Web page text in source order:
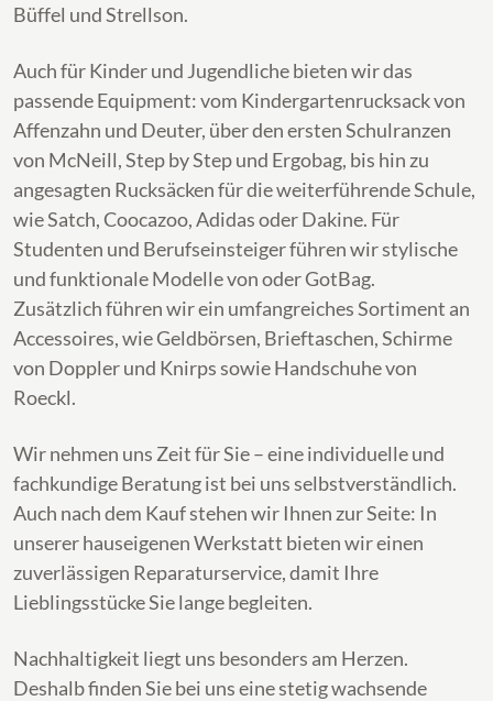
Büffel und Strellson.
Auch für Kinder und Jugendliche bieten wir das
passende Equipment: vom Kindergartenrucksack von
Affenzahn und Deuter, über den ersten Schulranzen
von McNeill, Step by Step und Ergobag, bis hin zu
angesagten Rucksäcken für die weiterführende Schule,
wie Satch, Coocazoo, Adidas oder Dakine. Für
Studenten und Berufseinsteiger führen wir stylische
und funktionale Modelle von oder GotBag.
Zusätzlich führen wir ein umfangreiches Sortiment an
Accessoires, wie Geldbörsen, Brieftaschen, Schirme
von Doppler und Knirps sowie Handschuhe von
Roeckl.
Wir nehmen uns Zeit für Sie – eine individuelle und
fachkundige Beratung ist bei uns selbstverständlich.
Auch nach dem Kauf stehen wir Ihnen zur Seite: In
unserer hauseigenen Werkstatt bieten wir einen
zuverlässigen Reparaturservice, damit Ihre
Lieblingsstücke Sie lange begleiten.
Nachhaltigkeit liegt uns besonders am Herzen.
Deshalb finden Sie bei uns eine stetig wachsende